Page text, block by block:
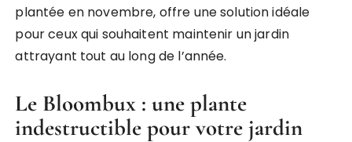
plantée en novembre, offre une solution idéale
pour ceux qui souhaitent maintenir un jardin
attrayant tout au long de l’année.
Le Bloombux : une plante
indestructible pour votre jardin